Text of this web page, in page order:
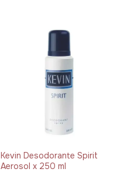
Kevin Desodorante Spirit
Aerosol x 250 ml